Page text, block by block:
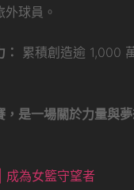
外球員。
累積創造逾 1,000
，是一場關於力量與
為女籃守望者